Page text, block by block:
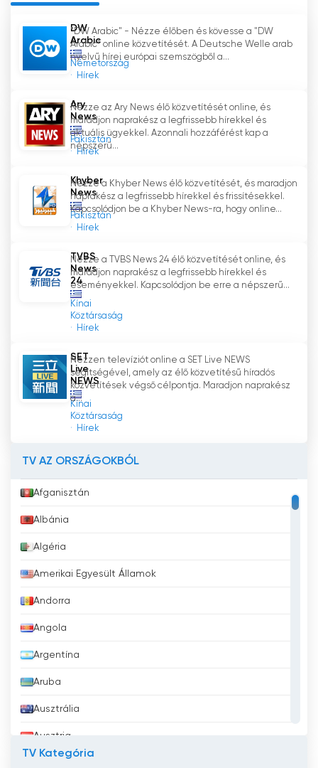
változatos és magas színvonalú tartalmakhoz
való hozzáférést. Kínálatának folyamatos
bővítésével az ERT News arra törekszik, hogy a
nézők számára olyan átfogó hírélményt
Összefoglalva, az ERT News egy 24 órás hír
televíziós csatorna, amely lehetőséget kínál a
online nézzék a televíziót. A csatorna a
hírműsorokra összpontosítva, amelyeket
Euronews-tartalmak és külföldről érkező rövid
videók egészítenek ki, biztosítja, hogy a nézők
globális eseményekkel. Az ERT News azáltal,
hogy éjfél után ismétli a napi műsorokat, és
partnerséget kötött az Euronews-szal,
bizonyítja elkötelezettségét az iránt, hogy
időszerű és változatos hírszolgáltatással
ERT News Élő Adás Tv nézés Ingyen
DW
Arabic
Németország
Hírek
"DW Arabic" - Nézze élőben és kövesse a "DW
Arabic" online közvetítését. A Deutsche Welle arab
nyelvű hírei európai szemszögből a...
Ary
News
Pakisztán
Hírek
Nézze az Ary News élő közvetítését online, és
maradjon naprakész a legfrissebb hírekkel és
aktuális ügyekkel. Azonnali hozzáférést kap a
népszerű...
Khyber
News
Pakisztán
Hírek
Nézze a Khyber News élő közvetítését, és maradjon
naprakész a legfrissebb hírekkel és frissítésekkel.
Kapcsolódjon be a Khyber News-ra, hogy online...
TVBS
News
24
Kínai
Köztársaság
Hírek
Nézze a TVBS News 24 élő közvetítését online, és
maradjon naprakész a legfrissebb hírekkel és
eseményekkel. Kapcsolódjon be erre a népszerű...
SET
Live
NEWS
Kínai
Köztársaság
Hírek
Nézzen televíziót online a SET Live NEWS
segítségével, amely az élő közvetítésű híradós
közvetítések végső célpontja. Maradjon naprakész
a...
TV AZ ORSZÁGOKBÓL
Afganisztán
Albánia
Algéria
Amerikai Egyesült Államok
Andorra
Angola
Argentína
Aruba
Ausztrália
Ausztria
TV Kategória